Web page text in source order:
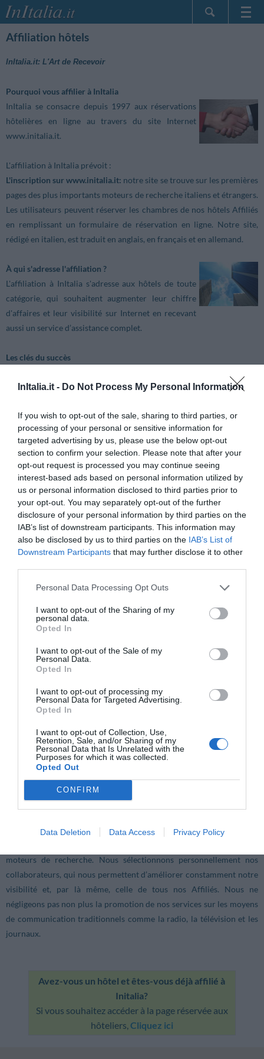
InItalia.it - Do Not Process My Personal Information
If you wish to opt-out of the sale, sharing to third parties, or
processing of your personal or sensitive information for
targeted advertising by us, please use the below opt-out
section to confirm your selection. Please note that after your
opt-out request is processed you may continue seeing
interest-based ads based on personal information utilized by
us or personal information disclosed to third parties prior to
your opt-out. You may separately opt-out of the further
disclosure of your personal information by third parties on the
IAB’s list of downstream participants. This information may
also be disclosed by us to third parties on the IAB’s List of
Downstream Participants that may further disclose it to other
Personal Data Processing Opt Outs
I want to opt-out of the Sharing of my
personal data.
Opted In
I want to opt-out of the Sale of my
Personal Data.
Opted In
I want to opt-out of processing my
Personal Data for Targeted Advertising.
Opted In
I want to opt-out of Collection, Use,
Retention, Sale, and/or Sharing of my
Personal Data that Is Unrelated with the
Purposes for which it was collected.
Opted Out
CONFIRM
Data Deletion Data Access Privacy Policy
Affiliation hôtels
InItalia.it: L'Art de Recevoir
Pourquoi vous affilier à InItalia
InItalia se consacre depuis 1997 aux réservations
hôtelières en ligne au travers du site Internet
www.initalia.it.
L'affiliation à InItalia prévoit :
L'inscription sur www.initalia.it: notre site se trouve sur les premières
pages des plus importants moteurs de recherche italiens et étrangers.
Les utilisateurs peuvent réserver les chambres de nos hôtels Affiliés
en remplissant un formulaire de réservation en ligne. Notre site,
rédigé en italien, est traduit en anglais, en français et en allemand.
À qui s'adresse l'affiliation ?
L'affiliation à InItalia s'adresse aux hôtels de toute
catégorie, qui souhaitent augmenter leur chiffre
d'affaires et leur visibilité sur Internet en recevant
aussi un service d’assistance complet.
Les clés du succès
Nous investissons chaque jour du temps et des ressources afin de
aujourd’hui, se trouve au premier rang des sites des plus importants
moteurs de recherche.
- Assistance aux Affiliés/ Hôtels
Le centre d’appel souhaite aussi être un fil direct
avec nos Affiliés, qui peuvent nous contacter pour
des obtenir des informations ou encore des conseils afin d’améliorer
leurs ventes.
- Aucune obligation d’attribution
modifier les tarifs et la disponibilité de chaque chambre.
Paiement direct auprès de l'hôtel
Les clients, qui ont réservé auprès d’hôtels Affiliés à
directement à l'hôtel. Nous demandons les données de la carte de
crédit uniquement comme garantie de la réservation.
Marketing et publicité
InItalia a un service technique qui non seulement
s’occupe de la gestion du site, mais aussi des
campagnes publicitaires et de marketing en utilisant
les principaux moyens de communication. Le moyen
temps et ressources pour l’achat de publicité, de promotions en ligne,
moteurs de recherche. Nous sélectionnons personnellement nos
collaborateurs, qui nous permettent d’améliorer constamment notre
visibilité et, par là même, celle de tous nos Affiliés. Nous ne
négligeons pas non plus la promotion de nos services sur les moyens
de communication traditionnels comme la radio, la télévision et les
journaux.
Avez-vous un hôtel et êtes-vous déjà affilié à
Initalia?
Si vous souhaitez accéder à la page réservée aux
hôteliers, Cliquez ici